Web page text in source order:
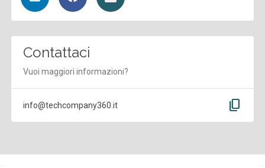
Contattaci
Vuoi maggiori informazioni?
info@techcompany360.it content_copy